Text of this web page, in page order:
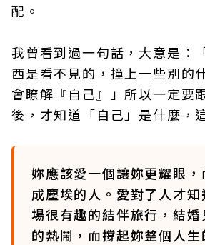
配。
我曾看到過一句話，大意是：
西是看不見的，撞上一些別的
會瞭解『自己』」所以一定要
後，才知道「自己」是什麼，
妳應該愛一個讓妳更耀眼
成塵埃的人。愛對了人才
場很有趣的結伴旅行，結
的熱鬧，而撐起妳整個人生